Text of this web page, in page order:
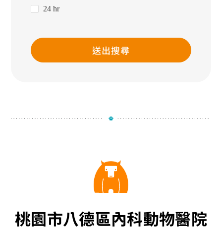
24 hr
送出搜尋
桃園市八德區內科動物醫院